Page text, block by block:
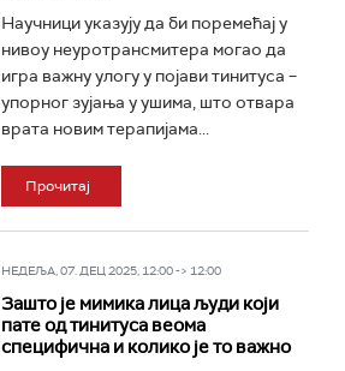
Научници указују да би поремећај у
нивоу неуротрансмитера могао да
игра важну улогу у појави тинитуса –
упорног зујања у ушима, што отвара
врата новим терапијама...
Прочитај
НЕДЕЉА, 07. ДЕЦ 2025, 12:00 -> 12:00
Зашто је мимика лица људи који
пате од тинитуса веома
специфична и колико је то важно